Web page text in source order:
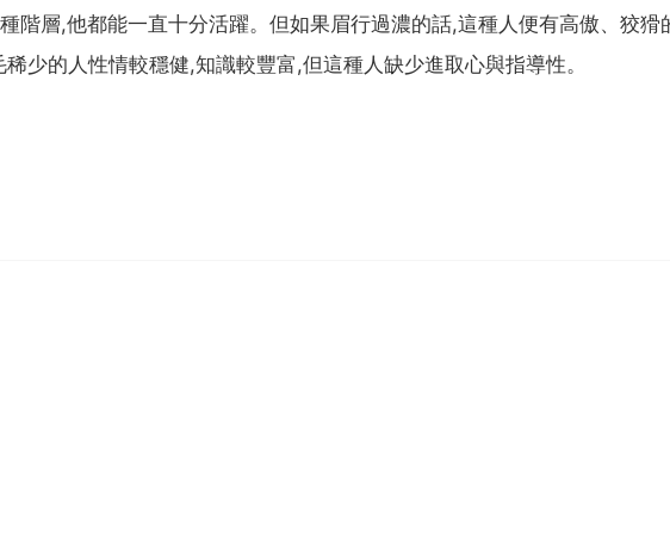
階層,他都能一直十分活躍。但如果眉行過濃的話,這種人便有高傲、狡猾
少的人性情較穩健,知識較豐富,但這種人缺少進取心與指導性。